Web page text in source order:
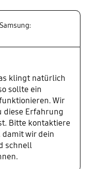
klingt natürlich
sollte ein
Wir
diese Erfahrung
Bitte kontaktiere
damit wir dein
schnell